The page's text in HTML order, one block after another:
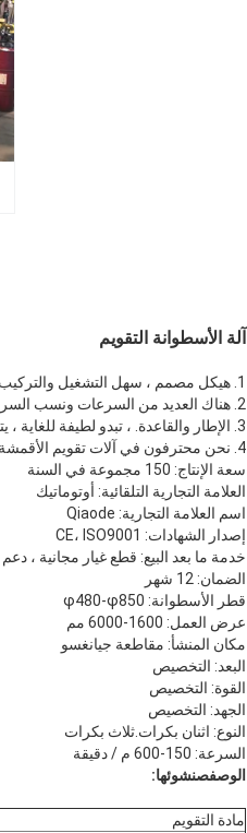
آلة الأسطوانة التقويم
1. هيكل مصمم ، سهل التشغيل والتركيب.
2. هناك العديد من السرعات ونسب السرعة المتاحة ، والتي يمكن أن تلبي متطلبات معظم العملاء والتقنيات.
3. الإطار والقاعدة. ، تبدو لطيفة للغاية ، يتم لحامها ومعالجتها عن طريق التلدين لتخفيف الضغط.
4. نحن محترفون في آلات تقويم الأقمشة غير المنسوجة بسبب أكثر من 25 عامًا من الخبرة الغنية.
سعة الإنتاج: 150 مجموعة في السنة
العلامة التجارية التلقائية: أوتوماتيك
اسم العلامة التجارية: Qiaode
إصدار الشهادات: CE، ISO9001
خدمة ما بعد البيع: قطع غيار مجانية ،
الضمان: 12 شهر
قطر الأسطوانة: φ480-φ850
عرض العمل: 1600-6000 مم
مكان المنشأ: مقاطعة جيانغسو
البعد: التخصيص
القوة: التخصيص
الجهد: التخصيص
النوع: اثنان بكرات.ثلاث بكرات
السرعة: 150-600 م / دقيقة
الوصفصنشوئها:
مادة التقويم